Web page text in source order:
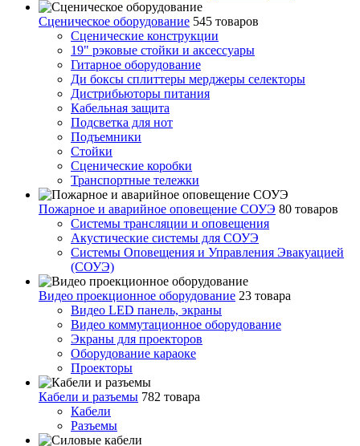
Сценическое оборудование 545 товаров
Сценические конструкции
19" рэковые стойки и аксесcуары
Гитарное оборудование
Ди боксы сплиттеры мерджеры селекторы
Дистрибьюторы питания
Кабельная защита
Подсветка для нот
Подъемники
Стойки
Сценические коробки
Транспортные тележки
Пожарное и аварийное оповещение СОУЭ 80 товаров
Cистемы трансляции и оповещения
Акустические системы для СОУЭ
Системы Оповещения и Управления Эвакуацией
(СОУЭ)
Видео проекционное оборудование 23 товара
Видео LED панель, экраны
Видео коммутационное оборудование
Экраны для проекторов
Оборудование караоке
Проекторы
Кабели и разъемы 782 товара
Кабели
Разъемы